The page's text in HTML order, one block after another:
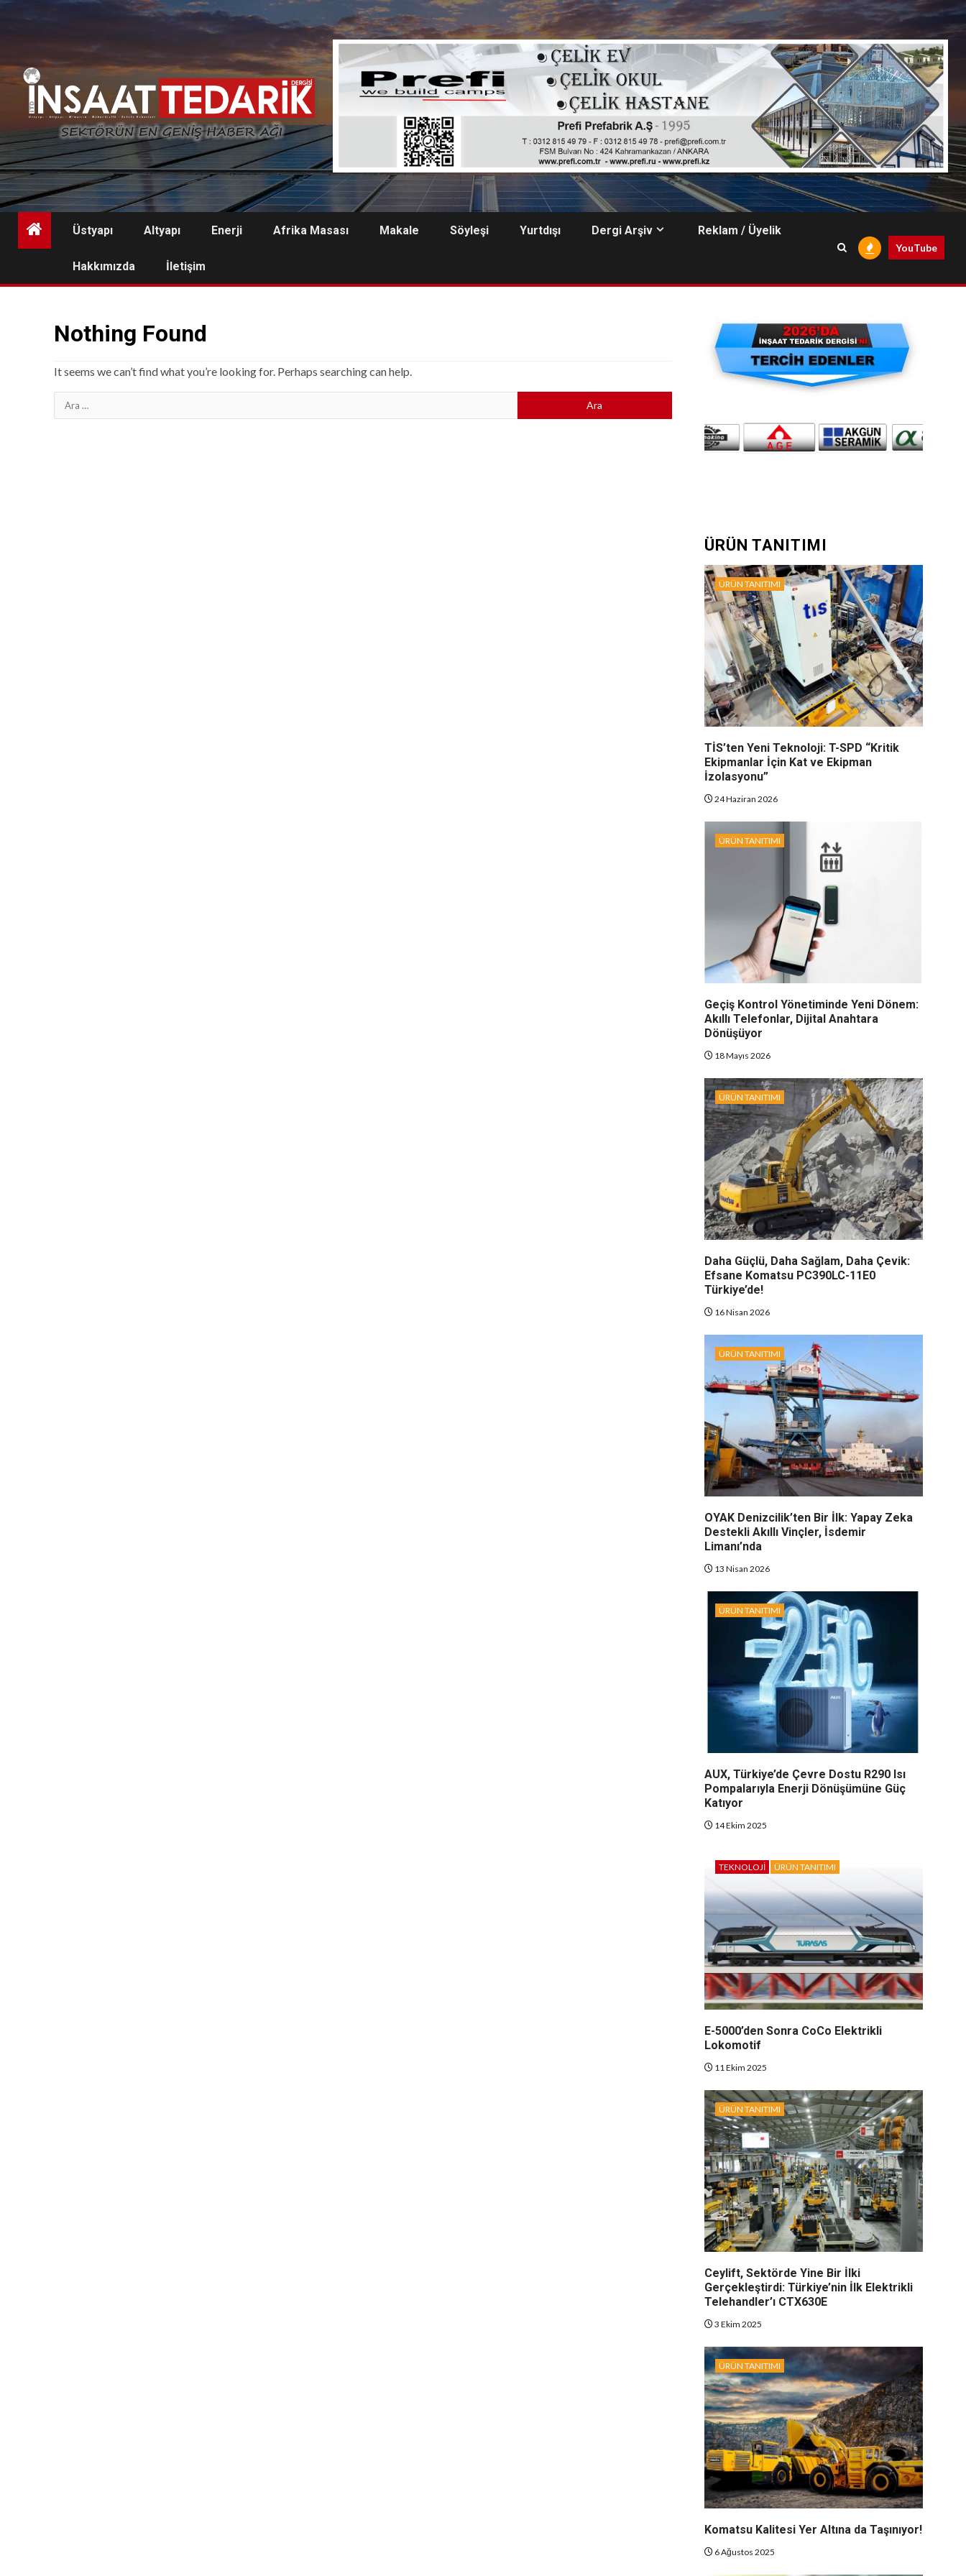
Üstyapı Altyapı Enerji Afrika Masası Makale Söyleşi Yurtdışı Dergi Arşiv Reklam / Üyelik
Hakkımızda İletişim
YouTube
Nothing Found
It seems we can’t find what you’re looking for. Perhaps searching can help.
Arama:
ÜRÜN TANITIMI
ÜRÜN TANITIMI
TİS’ten Yeni Teknoloji: T-SPD “Kritik
Ekipmanlar İçin Kat ve Ekipman
İzolasyonu”
24 Haziran 2026
ÜRÜN TANITIMI
Geçiş Kontrol Yönetiminde Yeni Dönem:
Akıllı Telefonlar, Dijital Anahtara
Dönüşüyor
18 Mayıs 2026
ÜRÜN TANITIMI
Daha Güçlü, Daha Sağlam, Daha Çevik:
Efsane Komatsu PC390LC-11E0
Türkiye’de!
16 Nisan 2026
ÜRÜN TANITIMI
OYAK Denizcilik’ten Bir İlk: Yapay Zeka
Destekli Akıllı Vinçler, İsdemir
Limanı’nda
13 Nisan 2026
ÜRÜN TANITIMI
AUX, Türkiye’de Çevre Dostu R290 Isı
Pompalarıyla Enerji Dönüşümüne Güç
Katıyor
14 Ekim 2025
TEKNOLOJI ÜRÜN TANITIMI
E-5000’den Sonra CoCo Elektrikli
Lokomotif
11 Ekim 2025
ÜRÜN TANITIMI
Ceylift, Sektörde Yine Bir İlki
Gerçekleştirdi: Türkiye’nin İlk Elektrikli
Telehandler’ı CTX630E
3 Ekim 2025
ÜRÜN TANITIMI
Komatsu Kalitesi Yer Altına da Taşınıyor!
6 Ağustos 2025